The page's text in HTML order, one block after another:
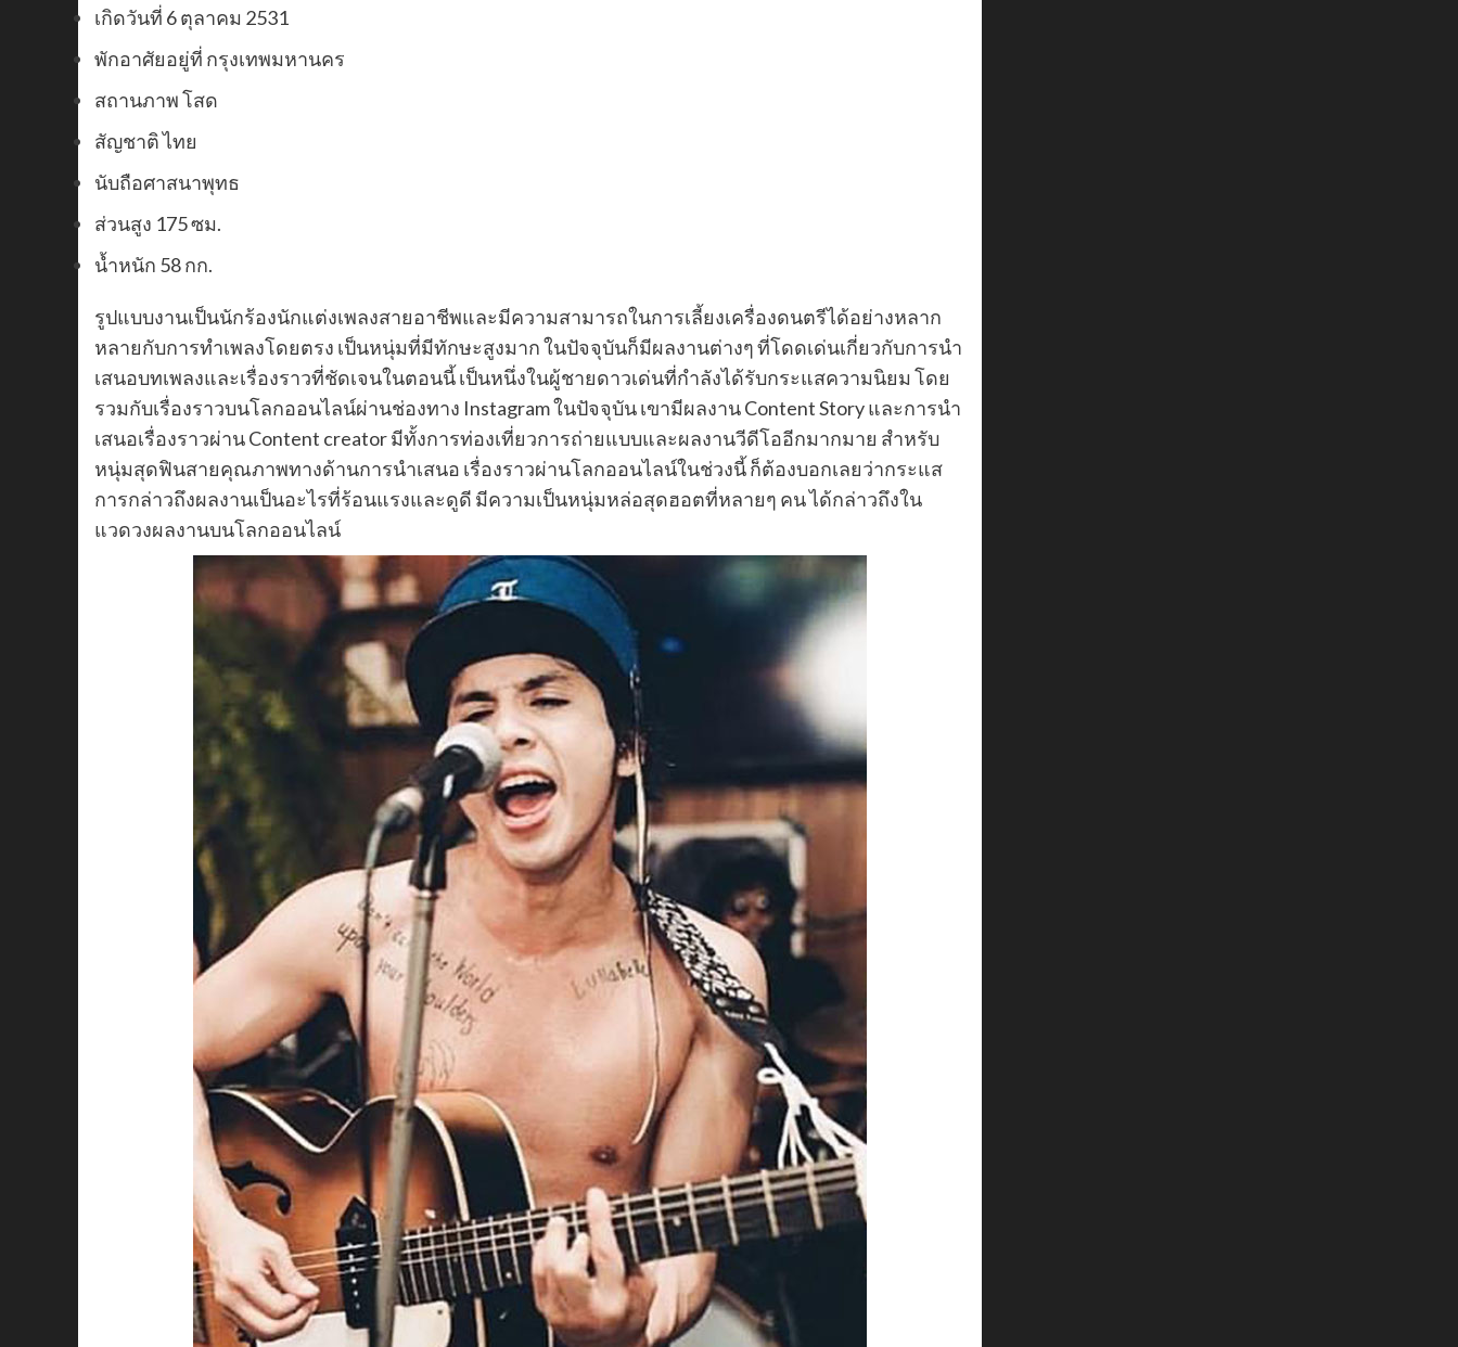
เกิดวันที่ 6 ตุลาคม 2531
พักอาศัยอยู่ที่ กรุงเทพมหานคร
สถานภาพ โสด
สัญชาติ ไทย
นับถือศาสนาพุทธ
ส่วนสูง 175 ซม.
น้ำหนัก 58 กก.
รูปแบบงานเป็นนักร้องนักแต่งเพลงสายอาชีพและมีความสามารถในการเลี้ยงเครื่องดนตรีได้อย่างหลาก
หลายกับการทำเพลงโดยตรง เป็นหนุ่มที่มีทักษะสูงมาก ในปัจจุบันก็มีผลงานต่างๆ ที่โดดเด่นเกี่ยวกับการนำ
เสนอบทเพลงและเรื่องราวที่ชัดเจนในตอนนี้ เป็นหนึ่งในผู้ชายดาวเด่นที่กำลังได้รับกระแสความนิยม โดย
รวมกับเรื่องราวบนโลกออนไลน์ผ่านช่องทาง Instagram ในปัจจุบัน เขามีผลงาน Content Story และการนำ
เสนอเรื่องราวผ่าน Content creator มีทั้งการท่องเที่ยวการถ่ายแบบและผลงานวีดีโออีกมากมาย สำหรับ
หนุ่มสุดฟินสายคุณภาพทางด้านการนำเสนอ เรื่องราวผ่านโลกออนไลน์ในช่วงนี้ ก็ต้องบอกเลยว่ากระแส
การกล่าวถึงผลงานเป็นอะไรที่ร้อนแรงและดูดี มีความเป็นหนุ่มหล่อสุดฮอตที่หลายๆ คน ได้กล่าวถึงใน
แวดวงผลงานบนโลกออนไลน์